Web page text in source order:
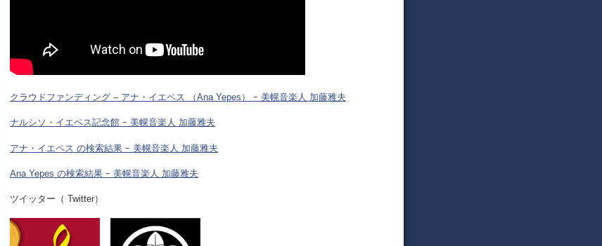
クラウドファンディング – アナ・イエペス （Ana Yepes） ｰ 美幌音楽人 加藤雅夫
ナルシソ・イエペス記念館 ｰ 美幌音楽人 加藤雅夫
アナ・イエペス の検索結果 ｰ 美幌音楽人 加藤雅夫
Ana Yepes の検索結果 ｰ 美幌音楽人 加藤雅夫
ツイッター（ Twitter）